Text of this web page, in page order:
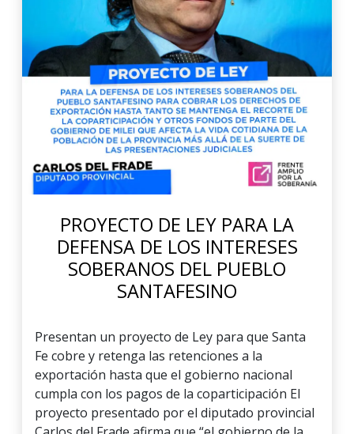
PROYECTO DE LEY PARA LA
DEFENSA DE LOS INTERESES
SOBERANOS DEL PUEBLO
SANTAFESINO
Presentan un proyecto de Ley para que Santa
Fe cobre y retenga las retenciones a la
exportación hasta que el gobierno nacional
cumpla con los pagos de la coparticipación El
proyecto presentado por el diputado provincial